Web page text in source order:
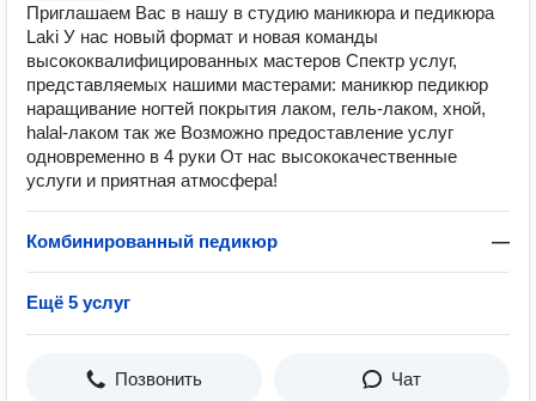
Приглашаем Вас в нашу в студию маникюра и педикюра
Laki У нас новый формат и новая команды
высококвалифицированных мастеров Спектр услуг,
представляемых нашими мастерами: маникюр педикюр
наращивание ногтей покрытия лаком, гель-лаком, хной,
halal-лаком так же Возможно предоставление услуг
одновременно в 4 руки От нас высококачественные
услуги и приятная атмосфера!
Комбинированный педикюр —
Ещё 5 услуг
Позвонить Чат